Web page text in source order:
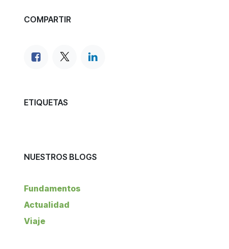
COMPARTIR
ETIQUETAS
NUESTROS BLOGS
Fundamentos
Actualidad
Viaje